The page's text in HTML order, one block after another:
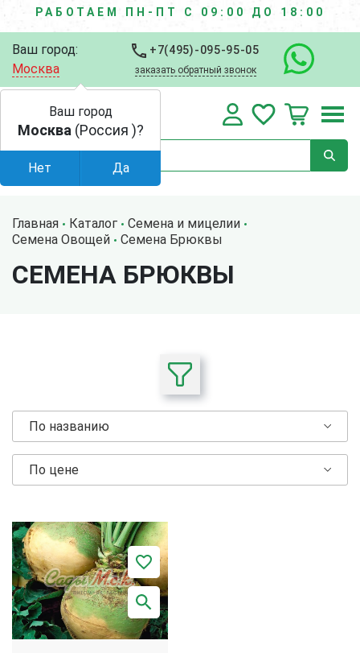
РАБОТАЕМ ПН-ПТ С 09:00 ДО 18:00
Ваш город:
Москва
+7(495)-095-95-05
заказать обратный звонок
Главная Каталог
Семена и мицелии
Семена Овощей
Семена Брюквы
СЕМЕНА БРЮКВЫ
По названию
По цене
Ваш город
Москва (Россия )?
Нет Да